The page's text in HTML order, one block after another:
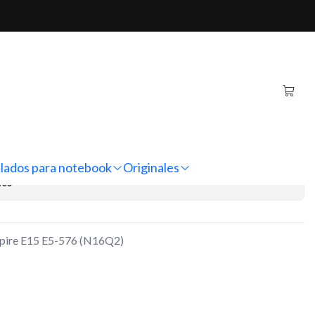
para notebook Originales
(N16Q2)
Acer Aspire E15 E5-
E15 E5-576 (N16Q2)